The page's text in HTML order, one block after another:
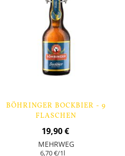
BÖHRINGER BOCKBIER - 9
FLASCHEN
19,90 €
MEHRWEG
6,70 €/1l